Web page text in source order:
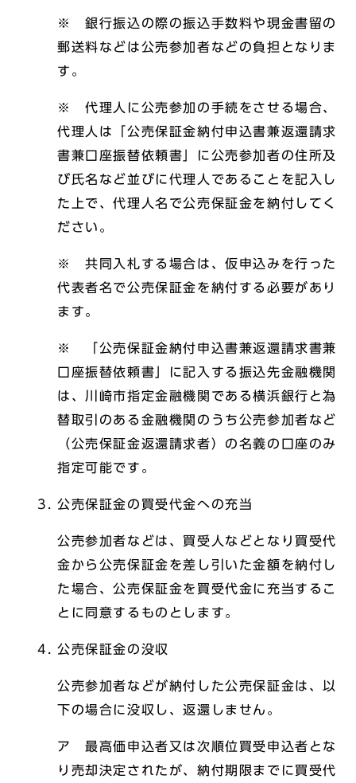
※ 銀行振込の際の振込手数料や現金書留の
郵送料などは公売参加者などの負担となりま
す。
※ 代理人に公売参加の手続をさせる場合、
代理人は「公売保証金納付申込書兼返還請求
書兼口座振替依頼書」に公売参加者の住所及
び氏名など並びに代理人であることを記入し
た上で、代理人名で公売保証金を納付してく
ださい。
※ 共同入札する場合は、仮申込みを行った
代表者名で公売保証金を納付する必要があり
ます。
※ 「公売保証金納付申込書兼返還請求書兼
口座振替依頼書」に記入する振込先金融機関
は、川崎市指定金融機関である横浜銀行と為
替取引のある金融機関のうち公売参加者など
（公売保証金返還請求者）の名義の口座のみ
指定可能です。
公売保証金の買受代金への充当
公売参加者などは、買受人などとなり買受代
金から公売保証金を差し引いた金額を納付し
た場合、公売保証金を買受代金に充当するこ
とに同意するものとします。
公売保証金の没収
公売参加者などが納付した公売保証金は、以
下の場合に没収し、返還しません。
ア 最高価申込者又は次順位買受申込者とな
り売却決定されたが、納付期限までに買受代